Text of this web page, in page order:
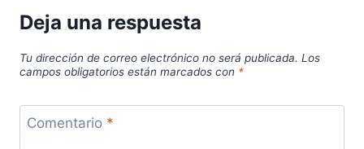
Deja una respuesta
Tu dirección de correo electrónico no será publicada. Los
campos obligatorios están marcados con *
Comentario *